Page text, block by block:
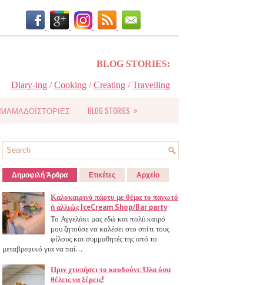
BLOG STORIES:
Diary-ing /Cooking /Creating /Travelling
ΜΑΜΑΔΟΪΣΤΟΡΙΕΣ BLOG STORIES »
Δημοφιλή Άρθρα Ετικέτες Αρχείο
Καλοκαιρινό πάρτυ με θέμα το παγωτό
ή αλλιώς IceCream Shop/Bar party
Το Αγγελάκι μας εδώ και πολύ καιρό
μου ζητούσε να καλέσει στο σπίτι τους
φίλους και συμμαθητές της από το
μεταβρεφικό για να παί...
Πριν χτυπήσει το κουδούνι: Όλα όσα
θέλεις να ξέρεις!